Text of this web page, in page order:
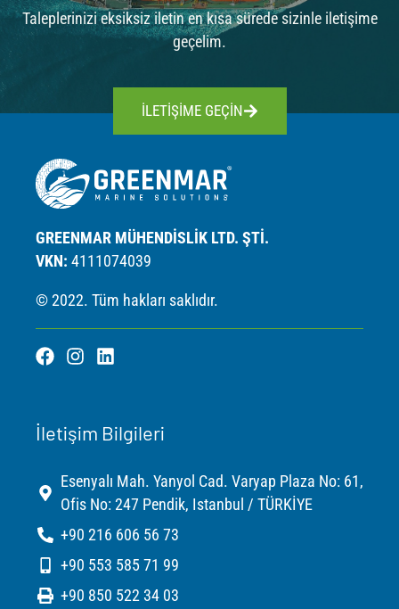
Taleplerinizi eksiksiz iletin en kısa sürede sizinle iletişime
geçelim.
İLETİŞİME GEÇİN
GREENMAR MÜHENDİSLİK LTD. ŞTİ.
VKN: 4111074039
© 2022. Tüm hakları saklıdır.
F
b
k
I
a
g
a
m
L
e
n
İletişim Bilgileri
Esenyalı Mah. Yanyol Cad. Varyap Plaza No: 61,
Ofis No: 247 Pendik, Istanbul / TÜRKİYE
+90 216 606 56 73
+90 553 585 71 99
+90 850 522 34 03